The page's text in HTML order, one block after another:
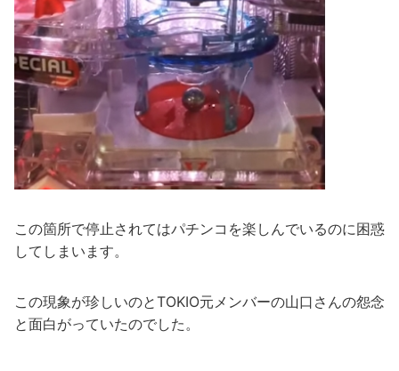
この箇所で停止されてはパチンコを楽しんでいるのに困惑
してしまいます。
この現象が珍しいのとTOKIO元メンバーの山口さんの怨念
と面白がっていたのでした。